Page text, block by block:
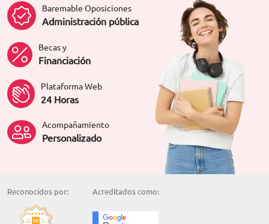
Baremable Oposiciones
Administración pública
Becas y
Financiación
Plataforma Web
24 Horas
Acompañamiento
Personalizado
Reconocidos por: Acreditados como: